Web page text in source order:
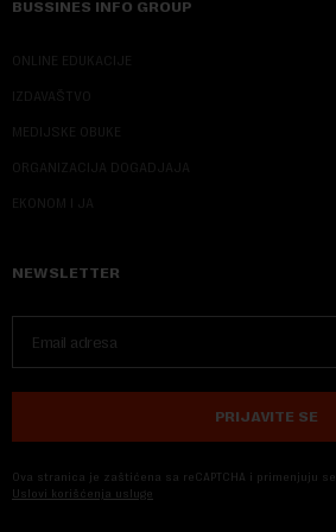
BUSSINES INFO GROUP
ONLINE EDUKACIJE
IZDAVAŠTVO
MEDIJSKE OBUKE
ORGANIZACIJA DOGADJAJA
EKONOM I JA
NEWSLETTER
PRIJAVITE SE
Ova stranica je zaštićena sa reCAPTCHA i primenjuju se
Uslovi korišćenja usluge